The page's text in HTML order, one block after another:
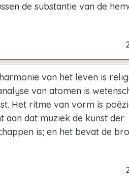
de substantie van de
van het leven is
van atomen is
Het ritme van vorm is
aan dat muziek de kunst der
is; en het bevat de